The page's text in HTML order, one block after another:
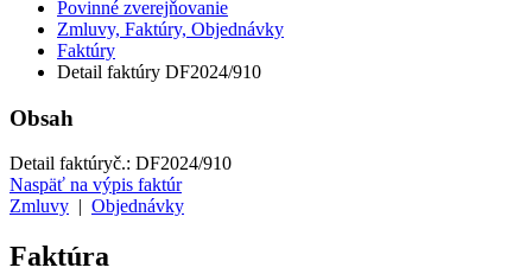
Povinné zverejňovanie
Zmluvy, Faktúry, Objednávky
Faktúry
Detail faktúry DF2024/910
Obsah
Detail faktúryč.: DF2024/910
Naspäť na výpis faktúr
Zmluvy
Objednávky
Faktúra